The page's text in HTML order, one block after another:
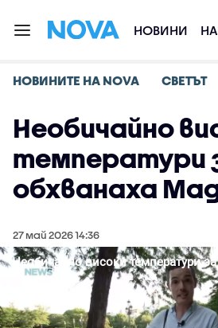
НОВИНИ
НОВИНИТЕ НА NOVA СВЕТЪТ
Необичайно
температури
обхванаха
27 май 2026 14:36